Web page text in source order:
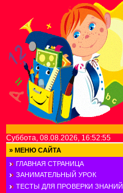
Суббота, 08.08.2026, 16:52:55
» МЕНЮ САЙТА
ГЛАВНАЯ СТРАНИЦА
ЗАНИМАТЕЛЬНЫЙ УРОК
ТЕСТЫ ДЛЯ ПРОВЕРКИ ЗНАНИЙ